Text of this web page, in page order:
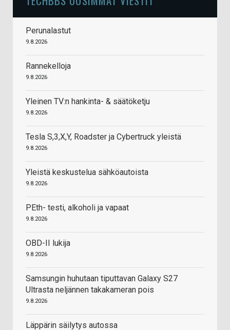
Perunalastut
9.8.2026
Rannekelloja
9.8.2026
Yleinen TV:n hankinta- & säätöketju
9.8.2026
Tesla S,3,X,Y, Roadster ja Cybertruck yleistä
9.8.2026
Yleistä keskustelua sähköautoista
9.8.2026
PEth- testi, alkoholi ja vapaat
9.8.2026
OBD-II lukija
9.8.2026
Samsungin huhutaan tiputtavan Galaxy S27
Ultrasta neljännen takakameran pois
9.8.2026
Läppärin säilytys autossa